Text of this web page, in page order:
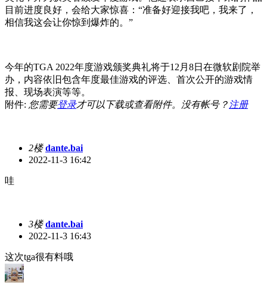
目前进度良好，会给大家惊喜：“准备好迎接我吧，我来了，
相信我这会让你惊到爆炸的。” ​​​​
今年的TGA 2022年度游戏颁奖典礼将于12月8日在微软剧院举
办，内容依旧包含年度最佳游戏的评选、首次公开的游戏情
报、现场表演等等。
附件: 您需要登录才可以下载或查看附件。没有帐号？ 注册
2楼 dante.bai
2022-11-3 16:42
哇
3楼 dante.bai
2022-11-3 16:43
这次tga很有料哦